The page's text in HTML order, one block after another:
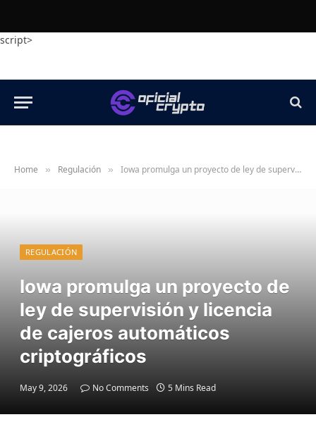
script>
Home » Regulación » Iowa promulga un proyecto de ley de supervisión y licencia de cajeros automáticos criptográficos
REGULACIÓN
Iowa promulga un proyecto de
ley de supervisión y licencia
de cajeros automáticos
criptográficos
May 9, 2026 No Comments 5 Mins Read